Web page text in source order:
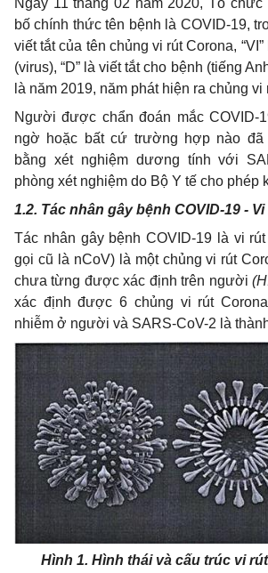
Ngày 11 tháng 02 năm 2020, Tổ
bố chính thức tên bệnh là COVID-19,
viết tắt của tên chủng vi rút Corona,
(virus), “D” là viết tắt cho bệnh (tiếng
là năm 2019, năm phát hiện ra chủng vi
Người được chẩn đoán mắc COVID-
ngờ hoặc bất cứ trường hợp nào đã
bằng xét nghiệm dương tính với
phòng xét nghiệm do Bộ Y tế cho phép
1.2. Tác nhân gây bệnh COVID-19 -
Tác nhân gây bệnh COVID-19 là vi
gọi cũ là nCoV) là một chủng vi rút
chưa từng được xác định trên người
xác định được 6 chủng vi rút
nhiễm ở người và SARS-CoV-2 là
Hình 1. Hình thái và cấu trúc vi